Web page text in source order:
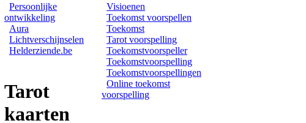
Persoonlijke
ontwikkeling
Aura
Lichtverschijnselen
Helderziende.be
Tarot
kaarten
Visioenen
Toekomst voorspellen
Toekomst
Tarot voorspelling
Toekomstvoorspeller
Toekomstvoorspelling
Toekomstvoorspellingen
Online toekomst
voorspelling